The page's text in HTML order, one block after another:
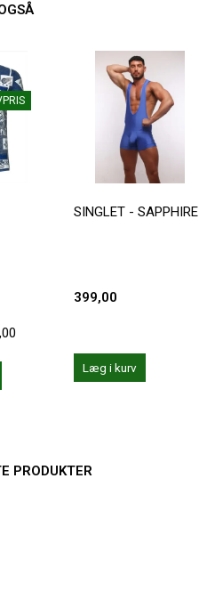
SINGLET - SAPPHIRE
399,00
Læg i kurv
PRODUKTER